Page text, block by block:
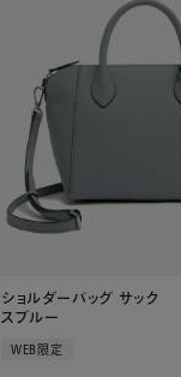
ショルダーバッグ サック
スブルー
WEB限定